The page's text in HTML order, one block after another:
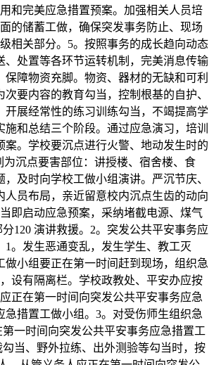
和完美应急措置预案。加强相关人员培
的储蓄工做，确保突发事务防止、现场
相关部分。5。按照事务的成长趋向动态
处置等各环节运转机制，完美消息传输
障物资充脚。物资、器材的无缺和可利
要内容的教育勾当，控制根基的自护、
展经常性的练习训练勾当，不竭提高学
和总结三个阶段。通过应急演习，培训
。学校要沉点进行火警、地动发生时的
沉点要害部位：讲授楼、宿舍楼、食
及时向学校工做小组演讲。严沉节庆、
员布局，亲近留意校内沉点生齿的动向
即启动应急预案，采纳堵截电源、煤气
120 演讲救援。2。突发公共平安事务应
。发生恶通变乱，发生学生、教工灭
小组要正在第一时间赶到现场，组织急
设有隔离栏。学校政教处、平安办应按
正在第一时间向突发公共平安事务应急
措置工做小组。3。对受伤师生组织急
一时间向突发公共平安事务应急措置工
当、野外拉练、出外测验等勾当时，按